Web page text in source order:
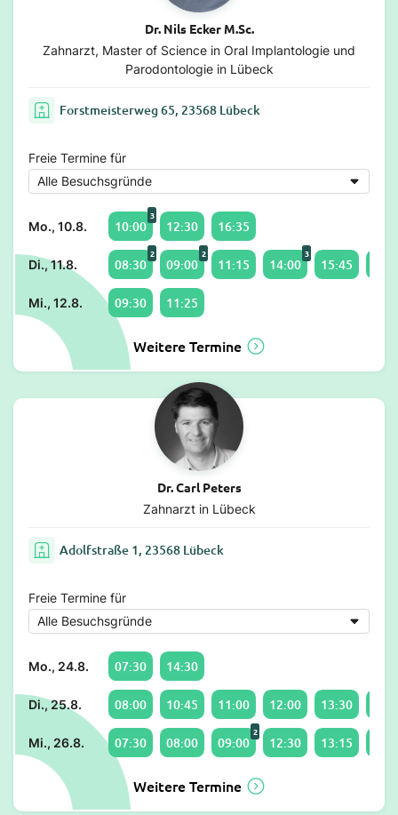
Dr. Nils Ecker M.Sc.
Zahnarzt, Master of Science in Oral Implantologie und
Parodontologie in Lübeck
Forstmeisterweg 65, 23568 Lübeck
Freie Termine für
Mo., 10.8. 10:00
3
12:30 16:35
Di., 11.8. 08:30
2
09:00
2
11:15 14:00
3
15:45
Mi., 12.8. 09:30 11:25
Weitere Termine
Dr. Carl Peters
Zahnarzt in Lübeck
Adolfstraße 1, 23568 Lübeck
Freie Termine für
Mo., 24.8. 07:30 14:30
Di., 25.8. 08:00 10:45 11:00 12:00 13:30
Mi., 26.8. 07:30 08:00 09:00
2
12:30 13:15
Weitere Termine